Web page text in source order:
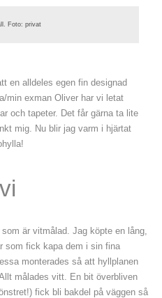
Foto: privat
en alldeles egen fin designad
min exman Oliver har vi letat
och tapeter. Det får gärna ta lite
mig. Nu blir jag varm i hjärtat
är vitmålad. Jag köpte en lång,
som fick kapa dem i sin fina
monterades så att hyllplanen
målades vitt. En bit överbliven
fick bli bakdel på väggen så